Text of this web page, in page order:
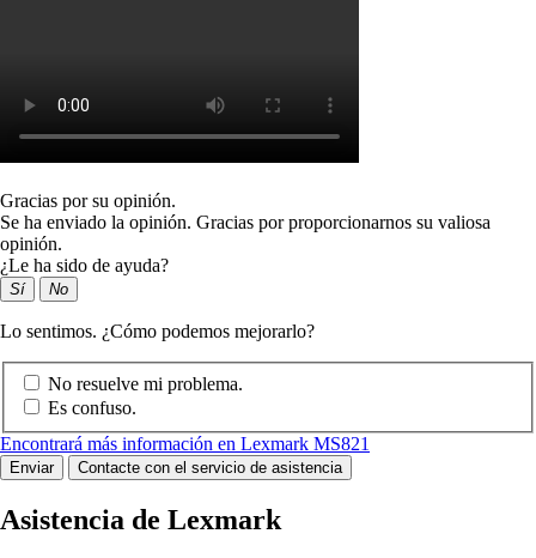
Gracias por su opinión.
Se ha enviado la opinión. Gracias por proporcionarnos su valiosa
opinión.
¿Le ha sido de ayuda?
Sí No
Lo sentimos. ¿Cómo podemos mejorarlo?
No resuelve mi problema.
Es confuso.
Encontrará más información en Lexmark MS821
Enviar Contacte con el servicio de asistencia
Asistencia de Lexmark